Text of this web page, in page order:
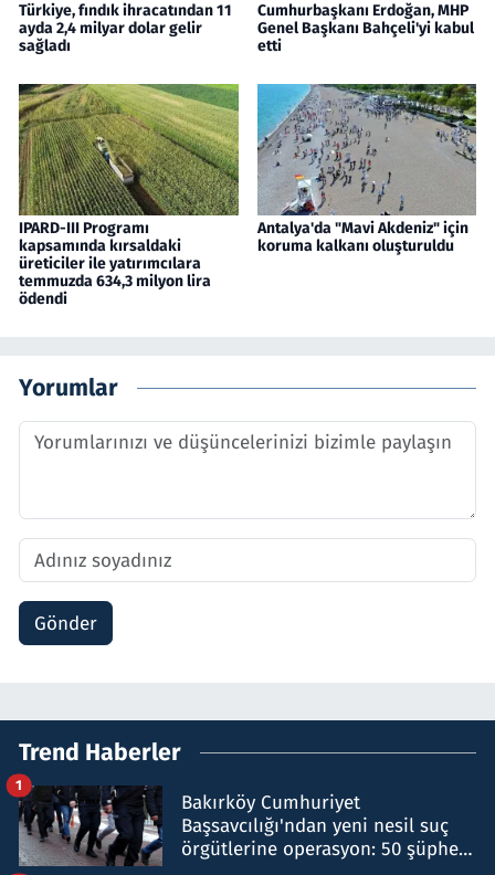
Türkiye, fındık ihracatından 11
ayda 2,4 milyar dolar gelir
sağladı
Cumhurbaşkanı Erdoğan, MHP
Genel Başkanı Bahçeli'yi kabul
etti
IPARD-III Programı
kapsamında kırsaldaki
üreticiler ile yatırımcılara
temmuzda 634,3 milyon lira
ödendi
Antalya'da "Mavi Akdeniz" için
koruma kalkanı oluşturuldu
Yorumlar
Gönder
Trend Haberler
Bakırköy Cumhuriyet
Başsavcılığı'ndan yeni nesil suç
örgütlerine operasyon: 50 şüpheli
1